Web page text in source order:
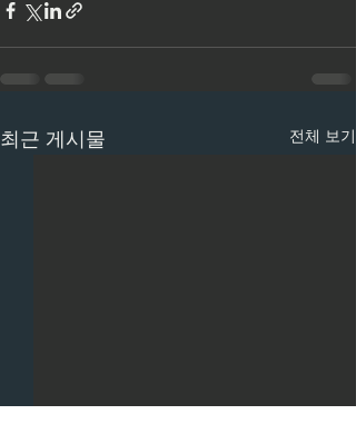
최근 게시물 전체 보기